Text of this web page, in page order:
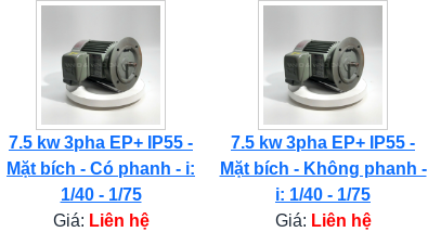
7.5 kw 3pha EP+ IP55 -
Mặt bích - Có phanh - i:
1/40 - 1/75
Giá: Liên hệ
7.5 kw 3pha EP+ IP55 -
Mặt bích - Không phanh -
i: 1/40 - 1/75
Giá: Liên hệ